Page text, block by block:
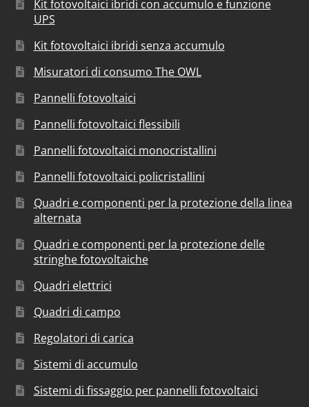
Kit fotovoltaici ibridi con accumulo e funzione
UPS
Kit fotovoltaici ibridi senza accumulo
Misuratori di consumo The OWL
Pannelli fotovoltaici
Pannelli fotovoltaici flessibili
Pannelli fotovoltaici monocristallini
Pannelli fotovoltaici policristallini
Quadri e componenti per la protezione della linea
alternata
Quadri e componenti per la protezione delle
stringhe fotovoltaiche
Quadri elettrici
Quadri di campo
Regolatori di carica
Sistemi di accumulo
Sistemi di fissaggio per pannelli fotovoltaici